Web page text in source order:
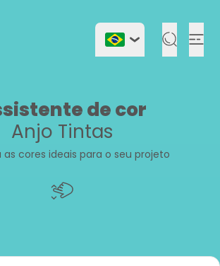
de cor
Anjo Tintas
as cores ideais para o seu projeto